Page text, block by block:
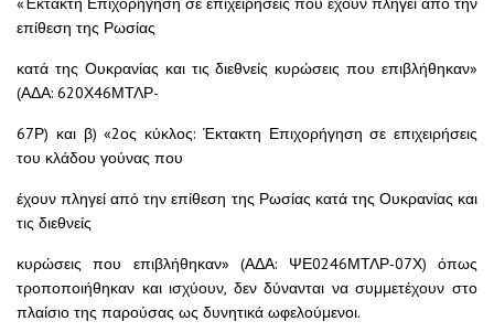
επίθεση της Ρωσίας
κατά της Ουκρανίας και τις διεθνείς κυρώσεις που επιβλήθηκαν»
(ΑΔΑ: 620Χ46ΜΤΛΡ-
67Ρ) και β) «2ος κύκλος: Έκτακτη Επιχορήγηση σε επιχειρήσεις
του κλάδου γούνας που
έχουν πληγεί από την επίθεση της Ρωσίας κατά της Ουκρανίας και
τις διεθνείς
κυρώσεις που επιβλήθηκαν» (ΑΔΑ: ΨΕ0246ΜΤΛΡ-07Χ) όπως
τροποποιήθηκαν και ισχύουν, δεν δύνανται να συμμετέχουν στο
πλαίσιο της παρούσας ως δυνητικά ωφελούμενοι.